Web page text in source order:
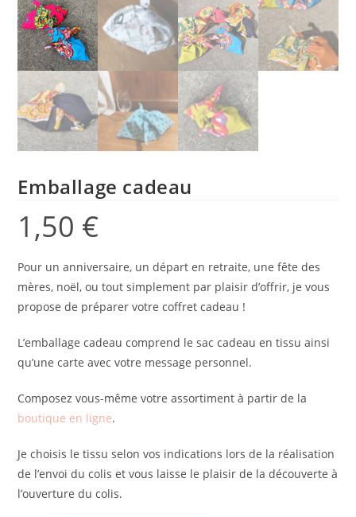
Emballage cadeau
1,50 €
Pour un anniversaire, un départ en retraite, une fête des
mères, noël, ou tout simplement par plaisir d’offrir, je vous
propose de préparer votre coffret cadeau !
L’emballage cadeau comprend le sac cadeau en tissu ainsi
qu’une carte avec votre message personnel.
Composez vous-même votre assortiment à partir de la
boutique en ligne.
Je choisis le tissu selon vos indications lors de la réalisation
de l’envoi du colis et vous laisse le plaisir de la découverte à
l’ouverture du colis.